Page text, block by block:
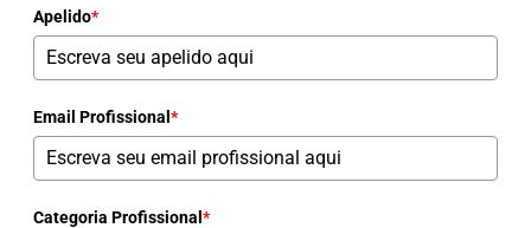
Apelido*
Email Profissional *
Categoria Profissional *